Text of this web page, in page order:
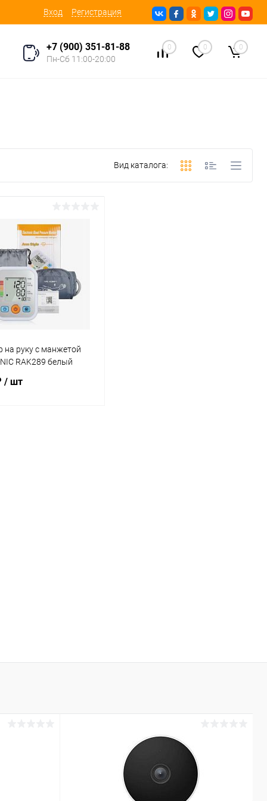
Вход Регистрация
+7 (900) 351-81-88
Пн-Сб 11:00-20:00
0 0 0
Вид каталога:
на руку с манжетой
RAK289 белый
/ шт